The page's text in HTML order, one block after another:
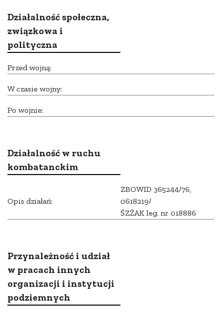
Działalność społeczna,
związkowa i
polityczna
Przed wojną:
W czasie wojny:
Po wojnie:
Działalność w ruchu
kombatanckim
Opis działań:
ZBOWID 365244/76,
0618219/
ŚZŻAK leg. nr 018886
Przynależność i udział
w pracach innych
organizacji i instytucji
podziemnych